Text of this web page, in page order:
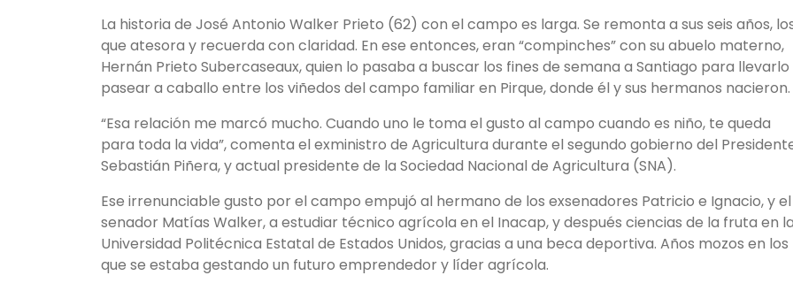
La historia de José Antonio Walker Prieto (62) con el campo es larga. Se remonta a sus seis años,
que atesora y recuerda con claridad. En ese entonces, eran “compinches” con su abuelo materno,
Hernán Prieto Subercaseaux, quien lo pasaba a buscar los fines de semana a Santiago para llevarlo
pasear a caballo entre los viñedos del campo familiar en Pirque, donde él y sus hermanos nacieron.
“Esa relación me marcó mucho. Cuando uno le toma el gusto al campo cuando es niño, te queda
para toda la vida”, comenta el exministro de Agricultura durante el segundo gobierno del
Sebastián Piñera, y actual presidente de la Sociedad Nacional de Agricultura (SNA).
Ese irrenunciable gusto por el campo empujó al hermano de los exsenadores Patricio e Ignacio, y el
senador Matías Walker, a estudiar técnico agrícola en el Inacap, y después ciencias de la fruta en
Universidad Politécnica Estatal de Estados Unidos, gracias a una beca deportiva. Años mozos en los
que se estaba gestando un futuro emprendedor y líder agrícola.